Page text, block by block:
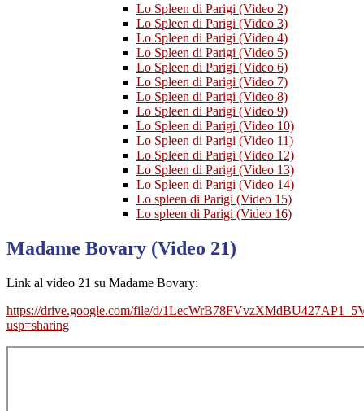
Lo Spleen di Parigi (Video 2)
Lo Spleen di Parigi (Video 3)
Lo Spleen di Parigi (Video 4)
Lo Spleen di Parigi (Video 5)
Lo Spleen di Parigi (Video 6)
Lo Spleen di Parigi (Video 7)
Lo Spleen di Parigi (Video 8)
Lo Spleen di Parigi (Video 9)
Lo Spleen di Parigi (Video 10)
Lo Spleen di Parigi (Video 11)
Lo Spleen di Parigi (Video 12)
Lo Spleen di Parigi (Video 13)
Lo Spleen di Parigi (Video 14)
Lo spleen di Parigi (Video 15)
Lo spleen di Parigi (Video 16)
Madame Bovary (Video 21)
Link al video 21 su Madame Bovary:
https://drive.google.com/file/d/
usp=sharing